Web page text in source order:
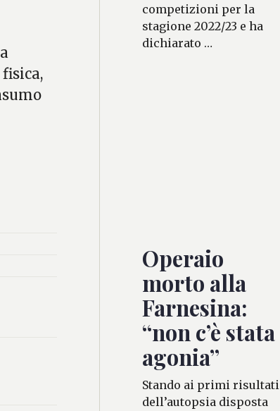
competizioni per la
stagione 2022/23 e ha
dichiarato …
Operaio
morto alla
Farnesina:
“non c’è stata
agonia”
Stando ai primi risultati
dell’autopsia disposta